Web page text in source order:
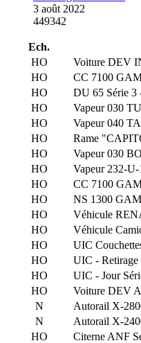
3 août 2022
449342
Ech.
HO
Voiture DEV
HO
CC 7100
HO
DU 65 Série 3
HO
Vapeur 030
HO
Vapeur 040 TA
HO
Rame
HO
Vapeur 030
HO
Vapeur 232-
HO
CC 7100
HO
NS 1300
HO
Véhicule
HO
Véhicule
HO
UIC
HO
UIC -
HO
UIC - Jour
HO
Voiture DEV
N
Autorail X-
N
Autorail X-
HO
Citerne ANF